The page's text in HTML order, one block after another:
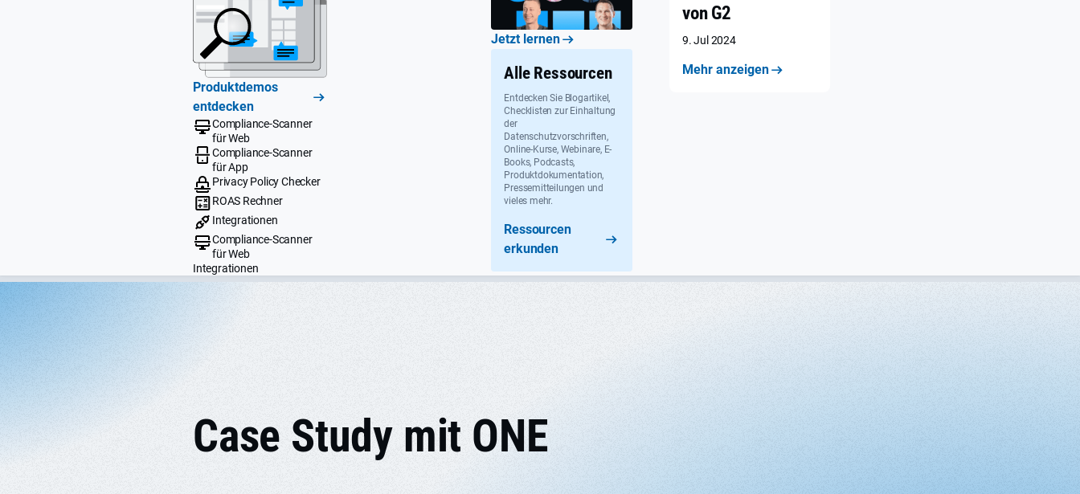
Produktdemos
entdecken
Compliance-Scanner
für Web
Compliance-Scanner
für App
Privacy Policy Checker
ROAS Rechner
Integrationen
Compliance-Scanner
für Web
Integrationen
Jetzt lernen
Alle Ressourcen
Entdecken Sie Blogartikel,
Checklisten zur Einhaltung
der
Datenschutzvorschriften,
Online-Kurse, Webinare, E-
Books, Podcasts,
Produktdokumentation,
Pressemitteilungen und
vieles mehr.
Ressourcen
erkunden
von G2
9. Jul 2024
Mehr anzeigen
Case Study mit ONE